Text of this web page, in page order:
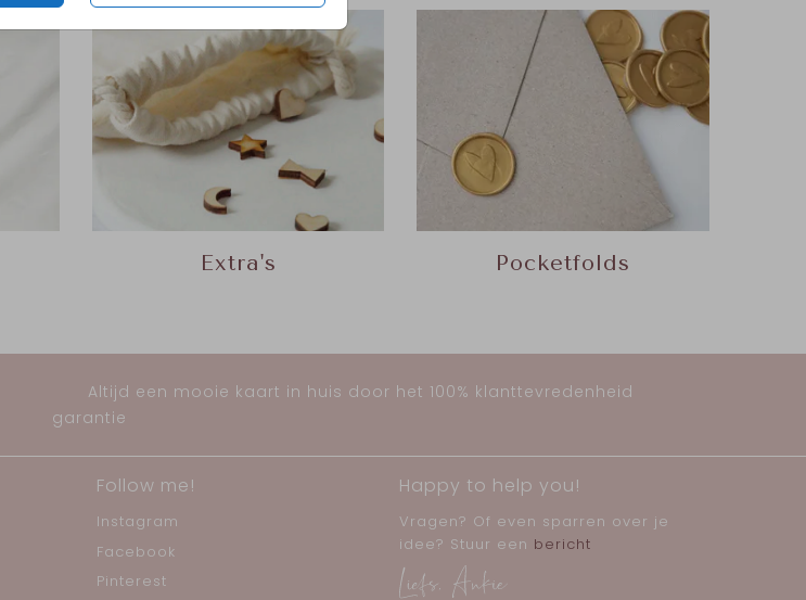
Extra's Pocketfolds
Altijd een mooie kaart in huis door het 100% klanttevredenheid
garantie
Follow me!
Instagram
Facebook
Pinterest
Happy to help you!
Vragen? Of even sparren over je
idee? Stuur een bericht